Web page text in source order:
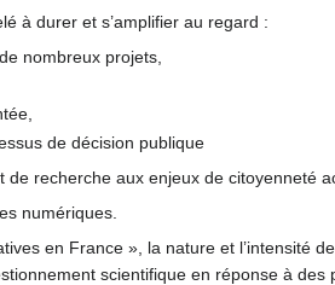
à durer et s’amplifier au regard :
nombreux projets,
de décision publique
recherche aux enjeux de citoyenneté
numériques.
en France », la nature et l’intensité
scientifique en réponse à